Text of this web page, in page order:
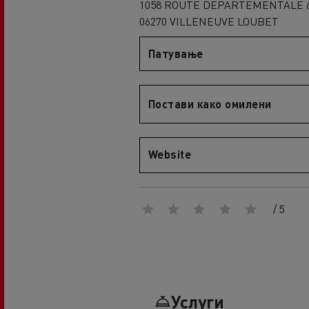
D Wide E-Tech
An engineer's dream
Design: the electric truck revolution
1058 ROUTE DEPARTEMENTALE
06270 VILLENEUVE LOUBET
Патување
Постави како омилени
Website
/ 5
Услуги